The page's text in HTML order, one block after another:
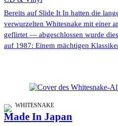
Bereits auf Slide It In hatten die
verwurzelten Whitesnake mit einer
geflirtet — abgeschlossen wurde
auf 1987: Einem mächtigen
WHITESNAKE
Made In Japan